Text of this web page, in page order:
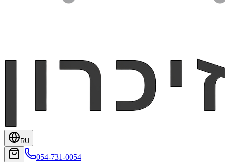
RU
054-731-0054